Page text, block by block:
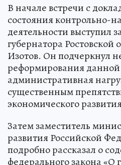
В начале встречи с
состояния контрольно-
деятельности выступил
губернатора Ростовской
Изотов. Он подчеркнул
реформирования данной
административная
существенным
экономического
Затем заместитель
развития Российской
подробно рассказал о
федерального закона «О